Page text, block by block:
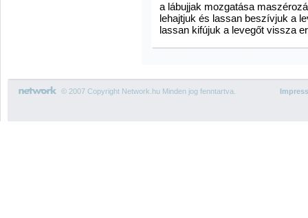
a lábujjak mozgatása
lehajtjuk és lassan beszívjuk a
lassan kifújuk a levegőt vissza
© 2007 Copyright Network.hu Minden jog fenntartva.